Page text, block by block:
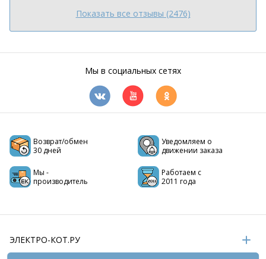
Показать все отзывы (2476)
Мы в социальных сетях
Возврат/обмен
30 дней
Уведомляем о
движении заказа
Мы -
производитель
Работаем с
2011 года
ЭЛЕКТРО-КОТ.РУ